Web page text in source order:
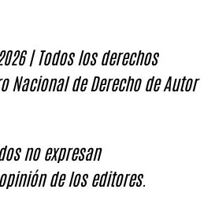
| Todos los derechos
Nacional de Derecho de Autor
no expresan
de los editores.